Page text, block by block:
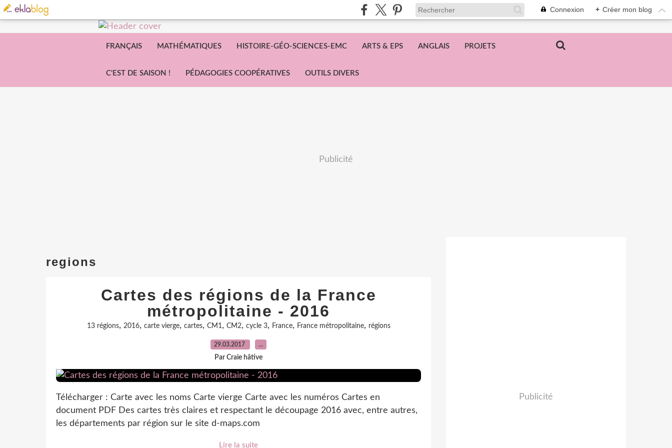
Connexion + Créer mon blog
FRANÇAIS MATHÉMATIQUES HISTOIRE-GÉO-SCIENCES-EMC ARTS & EPS ANGLAIS PROJETS
C'EST DE SAISON ! PÉDAGOGIES COOPÉRATIVES OUTILS DIVERS
Publicité
regions
Cartes des régions de la France
métropolitaine - 2016
13 régions, 2016, carte vierge, cartes, CM1, CM2, cycle 3, France, France métropolitaine, régions
29.03.2017 …
Par Craie hâtive
Télécharger : Carte avec les noms Carte vierge Carte avec les numéros Cartes en
document PDF Des cartes très claires et respectant le découpage 2016 avec, entre autres,
les départements par région sur le site d-maps.com
Lire la suite
Publicité